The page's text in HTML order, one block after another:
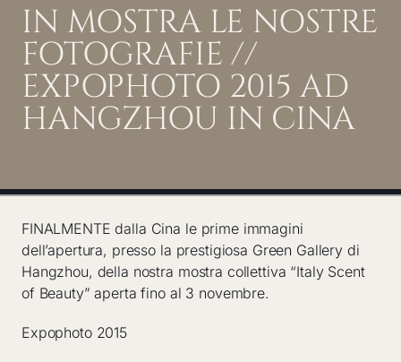
IN MOSTRA LE NOSTRE
FOTOGRAFIE //
EXPOPHOTO 2015 AD
HANGZHOU IN CINA
FINALMENTE dalla Cina le prime immagini
dell’apertura, presso la prestigiosa Green Gallery di
Hangzhou, della nostra mostra collettiva “Italy Scent
of Beauty” aperta fino al 3 novembre.
Expophoto 2015